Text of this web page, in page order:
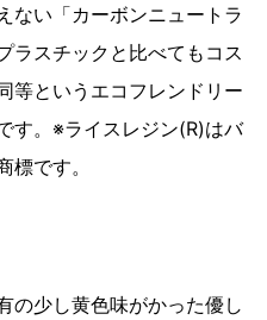
ない「カーボンニュートラ
ラスチックと比べてもコス
等というエコフレンドリー
す。※ライスレジン(R)はバ
です。
の少し黄色味がかった優し